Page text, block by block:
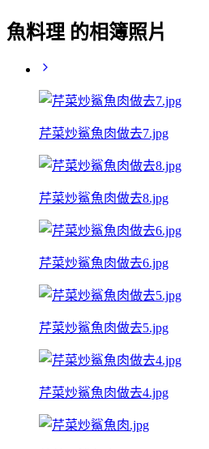
魚料理 的相簿照片
芹菜炒鯊魚肉做去7.jpg
芹菜炒鯊魚肉做去8.jpg
芹菜炒鯊魚肉做去6.jpg
芹菜炒鯊魚肉做去5.jpg
芹菜炒鯊魚肉做去4.jpg